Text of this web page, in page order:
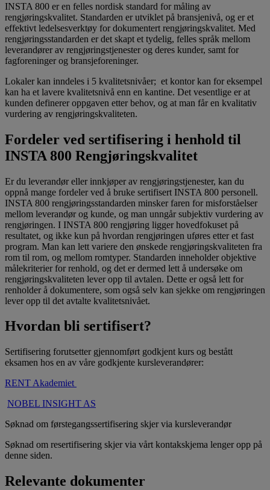
INSTA 800 er en felles nordisk standard for måling av
rengjøringskvalitet. Standarden er utviklet på bransjenivå, og er et
effektivt ledelsesverktøy for dokumentert rengjøringskvalitet. Med
rengjøringsstandarden er det skapt et tydelig, felles språk mellom
leverandører av rengjøringstjenester og deres kunder, samt for
fagforeninger og bransjeforeninger.
Lokaler kan inndeles i 5 kvalitetsnivåer; et kontor kan for eksempel
kan ha et lavere kvalitetsnivå enn en kantine. Det vesentlige er at
kunden definerer oppgaven etter behov, og at man får en kvalitativ
vurdering av rengjøringskvaliteten.
Fordeler ved sertifisering i henhold til
INSTA 800 Rengjøringskvalitet
Er du leverandør eller innkjøper av rengjøringstjenester, kan du
oppnå mange fordeler ved å bruke sertifisert INSTA 800 personell.
INSTA 800 rengjøringsstandarden minsker faren for misforståelser
mellom leverandør og kunde, og man unngår subjektiv vurdering av
rengjøringen. I INSTA 800 rengjøring ligger hovedfokuset på
resultatet, og ikke kun på hvordan rengjøringen uføres etter et fast
program. Man kan lett variere den ønskede rengjøringskvaliteten fra
rom til rom, og mellom romtyper. Standarden inneholder objektive
målekriterier for renhold, og det er dermed lett å undersøke om
rengjøringskvaliteten lever opp til avtalen. Dette er også lett for
renholder å dokumentere, som også selv kan sjekke om rengjøringen
lever opp til det avtalte kvalitetsnivået.
Hvordan bli sertifisert?
Sertifisering forutsetter gjennomført godkjent kurs og bestått
eksamen hos en av våre godkjente kursleverandører:
RENT Akademiet
NOBEL INSIGHT AS
Søknad om førstegangssertifisering skjer via kursleverandør
Søknad om resertifisering skjer via vårt kontakskjema lenger opp på
denne siden.
Relevante dokumenter